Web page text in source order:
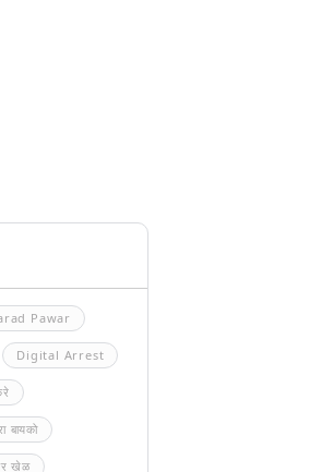
Pawar
Digital Arrest
बायको
खेळ